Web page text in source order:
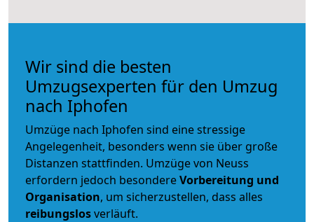
Wir sind die besten
Umzugsexperten für den Umzug
nach Iphofen
Umzüge nach Iphofen sind eine stressige
Angelegenheit, besonders wenn sie über große
Distanzen stattfinden. Umzüge von Neuss
erfordern jedoch besondereVorbereitung und
Organisation, um sicherzustellen, dass alles
reibungslosverläuft.